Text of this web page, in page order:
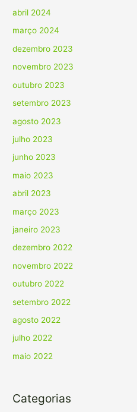
abril 2024
março 2024
dezembro 2023
novembro 2023
outubro 2023
setembro 2023
agosto 2023
julho 2023
junho 2023
maio 2023
abril 2023
março 2023
janeiro 2023
dezembro 2022
novembro 2022
outubro 2022
setembro 2022
agosto 2022
julho 2022
maio 2022
Categorias